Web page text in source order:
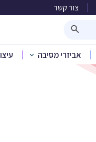
צור קשר
אביזרי מסיבה
בית» קטלוג